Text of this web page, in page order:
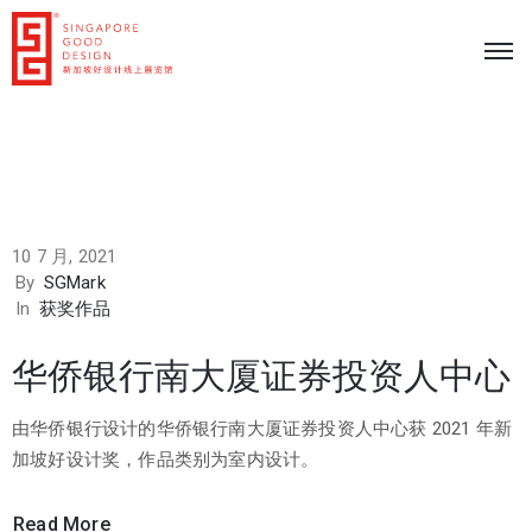
10 7 月, 2021
By SGMark
In 获奖作品
华侨银行南大厦证券投资人中心
由华侨银行设计的华侨银行南大厦证券投资人中心获 2021 年新
加坡好设计奖，作品类别为室内设计。
Read More